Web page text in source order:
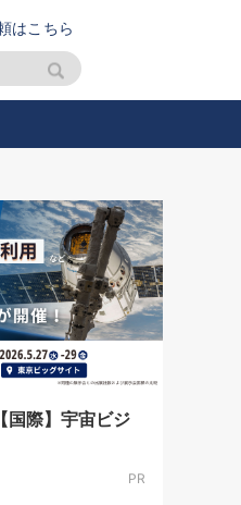
はこちら
国際】宇宙ビジ
PR